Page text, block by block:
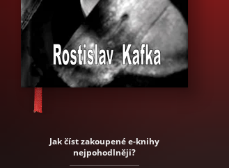
Jak číst zakoupené e-knihy
nejpohodlněji?